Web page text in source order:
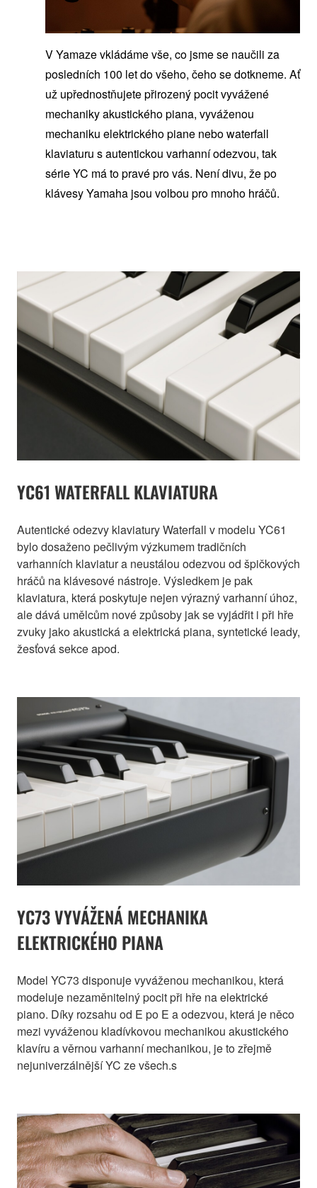
V Yamaze vkládáme vše, co jsme se naučili za
posledních 100 let do všeho, čeho se dotkneme. Ať
už upřednostňujete přirozený pocit vyvážené
mechaniky akustického piana, vyváženou
mechaniku elektrického piane nebo waterfall
klaviaturu s autentickou varhanní odezvou, tak
série YC má to pravé pro vás. Není divu, že po
klávesy Yamaha jsou volbou pro mnoho hráčů.
YC61 WATERFALL KLAVIATURA
Autentické odezvy klaviatury Waterfall v modelu YC61
bylo dosaženo pečlivým výzkumem tradičních
varhanních klaviatur a neustálou odezvou od špičkových
hráčů na klávesové nástroje. Výsledkem je pak
klaviatura, která poskytuje nejen výrazný varhanní úhoz,
ale dává umělcům nové způsoby jak se vyjádřit i při hře
zvuky jako akustická a elektrická piana, syntetické leady,
žesťová sekce apod.
YC73 VYVÁŽENÁ MECHANIKA
ELEKTRICKÉHO PIANA
Model YC73 disponuje vyváženou mechanikou, která
modeluje nezaměnitelný pocit při hře na elektrické
piano. Díky rozsahu od E po E a odezvou, která je něco
mezi vyváženou kladívkovou mechanikou akustického
klavíru a věrnou varhanní mechanikou, je to zřejmě
nejuniverzálnější YC ze všech.s